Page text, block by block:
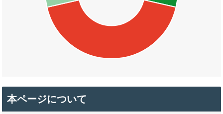
本ページについて